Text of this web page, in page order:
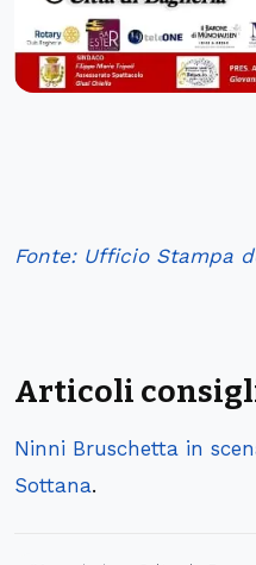
Fonte: Ufficio Stampa
Articoli
Ninni Bruschetta in
Sottana.